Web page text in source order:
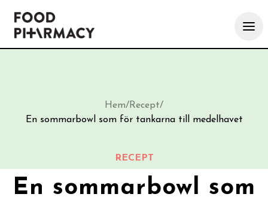
Hem/Recept/
En sommarbowl som för tankarna till medelhavet
RECEPT
En sommarbowl som